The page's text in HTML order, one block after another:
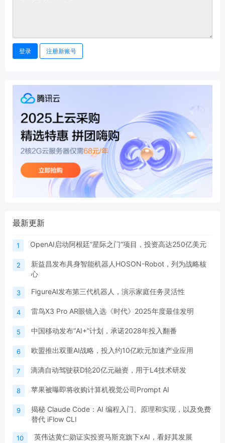
登录 注册新账号
最新更新
1 OpenAI启动阿根廷“星际之门”项目，投资高达250亿美元
2
新益昌发布具身智能机器人HOSON-Robot，列为战略核
心
3 FigureAI发布第三代机器人，演示家庭任务灵活性
4 雷鸟X3 Pro AR眼镜入选《时代》2025年度最佳发明
5 中国移动发布“AI+”计划，承诺2028年投入翻番
6 欧盟推出双重AI战略，投入约10亿欧元加速产业应用
7 滴滴自动驾驶获D轮20亿元融资，用于L4技术研发
8 苹果被曝即将收购计算机视觉公司Prompt AI
9
揭秘 Claude Code：AI 编程入门、原理和实现，以及免费
替代 iFlow CLI
10 英伟达黄仁勋证实投资马斯克旗下xAI，看好其发展